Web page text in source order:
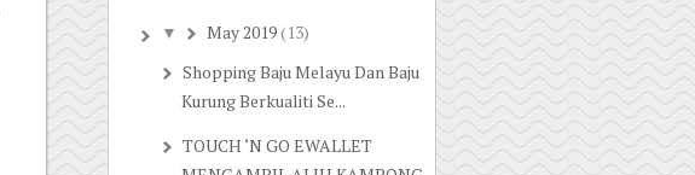
▼ May 2019(13)
Shopping Baju Melayu Dan Baju
Kurung Berkualiti Se...
TOUCH ‘N GO EWALLET